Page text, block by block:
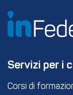
Servizi per i
Corsi di